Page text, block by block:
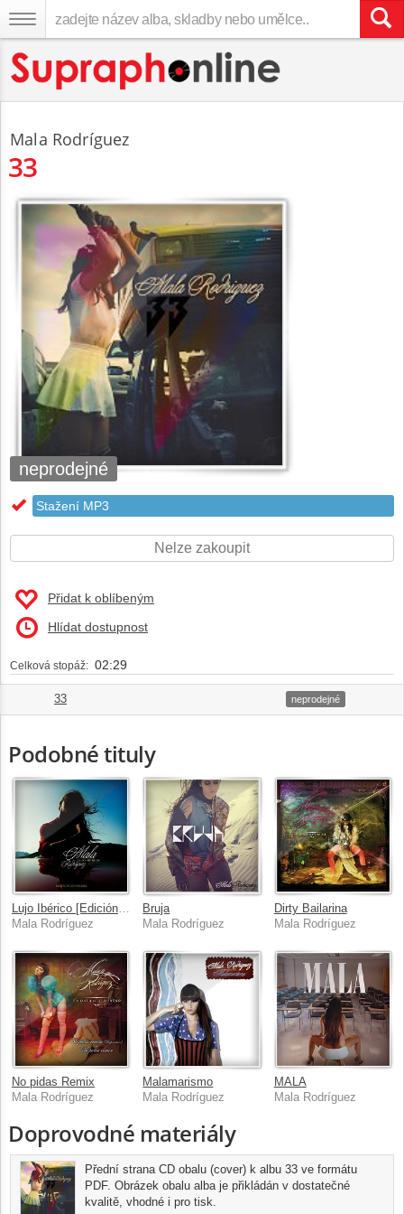
Mala Rodríguez
33
neprodejné
Stažení MP3
Nelze zakoupit
Přidat k oblíbeným
Hlídat dostupnost
Celková stopáž: 02:29
33 02:29
neprodejné
Podobné tituly
Mala Rodríguez
Bruja
Mala Rodríguez
Dirty Bailarina
Mala Rodríguez
No pidas Remix
Mala Rodríguez
Malamarismo
Mala Rodríguez
MALA
Mala Rodríguez
Doprovodné materiály
Přední strana CD obalu (cover) k albu 33 ve formátu
PDF. Obrázek obalu alba je přikládán v dostatečné
kvalitě, vhodné i pro tisk.